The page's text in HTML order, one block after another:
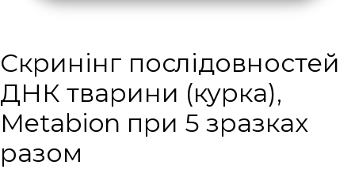
Cкринінг послідовностей
ДНК тварини (курка),
Metabion при 5 зразках
разом